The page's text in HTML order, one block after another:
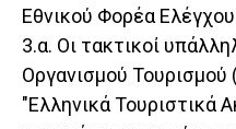
Εθνικού Φορέα
3.α. Οι τακτικοί
Οργανισμού Τουρισμού
"Ελληνικά Τουριστικά